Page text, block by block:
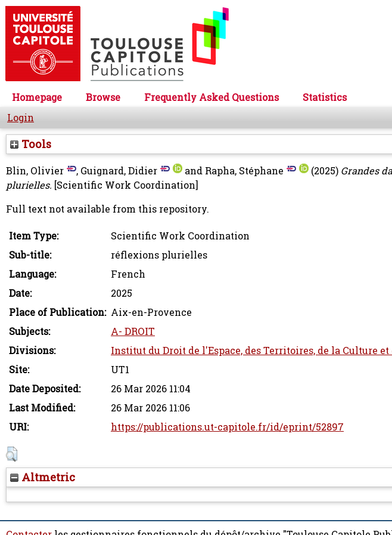
Homepage Browse Frequently Asked Questions
Statistics
Login
Tools
Blin, Olivier , Guignard, Didier and Rapha, Stéphane (2025) Grandes
plurielles. [Scientific Work Coordination]
Full text not available from this repository.
Item Type:
Scientific Work Coordination
Sub-title:
réflexions plurielles
Language:
French
Date:
2025
Place of Publication: Aix-en-Provence
Subjects:
A- DROIT
Divisions:
Institut du Droit de l'Espace, des Territoires, de la Culture
Site:
UT1
Date Deposited:
26 Mar 2026 11:04
Last Modified:
26 Mar 2026 11:06
URI:
https://publications.ut-capitole.fr/id/eprint/52897
Altmetric